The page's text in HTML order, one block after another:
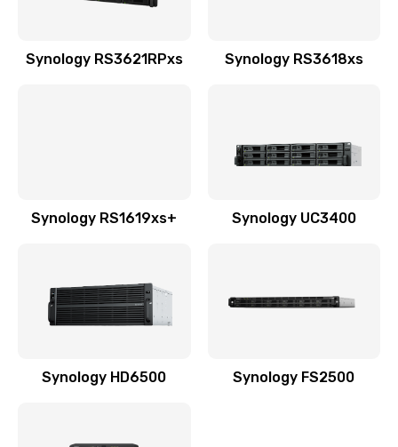
Synology RS3621RPxs Synology RS3618xs
Synology RS1619xs+ Synology UC3400
Synology HD6500 Synology FS2500